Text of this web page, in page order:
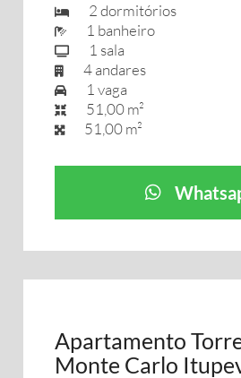
2 dormitórios
1 banheiro
1 sala
4 andares
1 vaga
51,00 m²
51,00 m²
Apartamento
Monte Carlo